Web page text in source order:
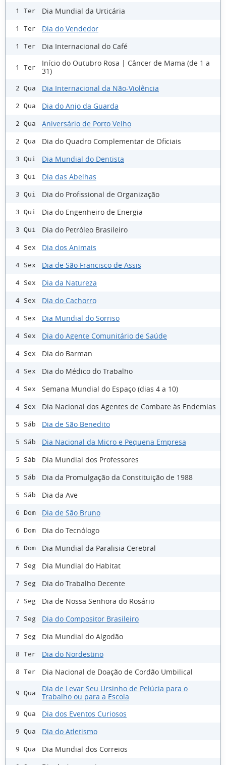
1 Ter Dia Mundial da Urticária
1 Ter Dia do Vendedor
1 Ter Dia Internacional do Café
1 Ter
Início do Outubro Rosa | Câncer de Mama (de 1 a
31)
2 Qua Dia Internacional da Não-Violência
2 Qua Dia do Anjo da Guarda
2 Qua Aniversário de Porto Velho
2 Qua Dia do Quadro Complementar de Oficiais
3 Qui Dia Mundial do Dentista
3 Qui Dia das Abelhas
3 Qui Dia do Profissional de Organização
3 Qui Dia do Engenheiro de Energia
3 Qui Dia do Petróleo Brasileiro
4 Sex Dia dos Animais
4 Sex Dia de São Francisco de Assis
4 Sex Dia da Natureza
4 Sex Dia do Cachorro
4 Sex Dia Mundial do Sorriso
4 Sex Dia do Agente Comunitário de Saúde
4 Sex Dia do Barman
4 Sex Dia do Médico do Trabalho
4 Sex Semana Mundial do Espaço (dias 4 a 10)
4 Sex Dia Nacional dos Agentes de Combate às Endemias
5 Sáb Dia de São Benedito
5 Sáb Dia Nacional da Micro e Pequena Empresa
5 Sáb Dia Mundial dos Professores
5 Sáb Dia da Promulgação da Constituição de 1988
5 Sáb Dia da Ave
6 Dom Dia de São Bruno
6 Dom Dia do Tecnólogo
6 Dom Dia Mundial da Paralisia Cerebral
7 Seg Dia Mundial do Habitat
7 Seg Dia do Trabalho Decente
7 Seg Dia de Nossa Senhora do Rosário
7 Seg Dia do Compositor Brasileiro
7 Seg Dia Mundial do Algodão
8 Ter Dia do Nordestino
8 Ter Dia Nacional de Doação de Cordão Umbilical
9 Qua
Dia de Levar Seu Ursinho de Pelúcia para o
Trabalho ou para a Escola
9 Qua Dia dos Eventos Curiosos
9 Qua Dia do Atletismo
9 Qua Dia Mundial dos Correios